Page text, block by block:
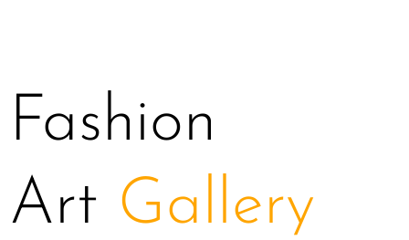
Fashion
Art Gallery